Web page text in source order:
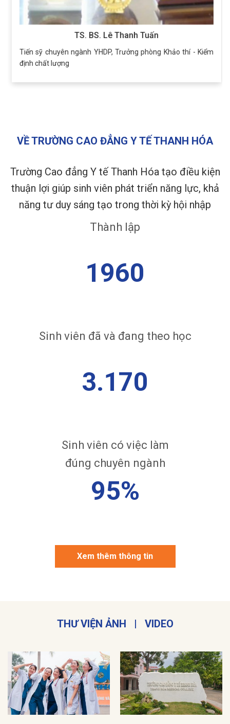
TS. BS. Lê Thanh Tuấn
Tiến sỹ chuyên ngành YHDP, Trưởng phòng Khảo thí - Kiểm
định chất lượng
VỀ TRƯỜNG CAO ĐẲNG Y TẾ THANH HÓA
Trường Cao đẳng Y tế Thanh Hóa tạo điều kiện
thuận lợi giúp sinh viên phát triển năng lực, khả
năng tư duy sáng tạo trong thời kỳ hội nhập
Thành lập
1960
Sinh viên đã và đang theo học
3.170
Sinh viên có việc làm
đúng chuyên ngành
95%
Xem thêm thông tin
THƯ VIỆN ẢNH | VIDEO
Ảnh Phòng/Bộ môn Ảnh Hoạt động Nhà trường